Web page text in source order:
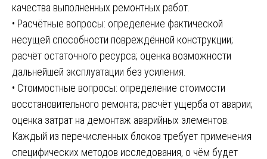
качества выполненных ремонтных работ.
• Расчётные вопросы: определение фактической
несущей способности повреждённой конструкции;
расчёт остаточного ресурса; оценка возможности
дальнейшей эксплуатации без усиления.
• Стоимостные вопросы: определение стоимости
восстановительного ремонта; расчёт ущерба от аварии;
оценка затрат на демонтаж аварийных элементов.
Каждый из перечисленных блоков требует применения
специфических методов исследования, о чём будет